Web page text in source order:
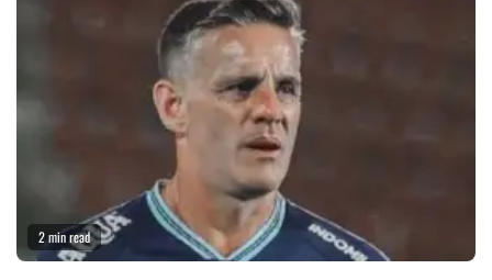
2 min read